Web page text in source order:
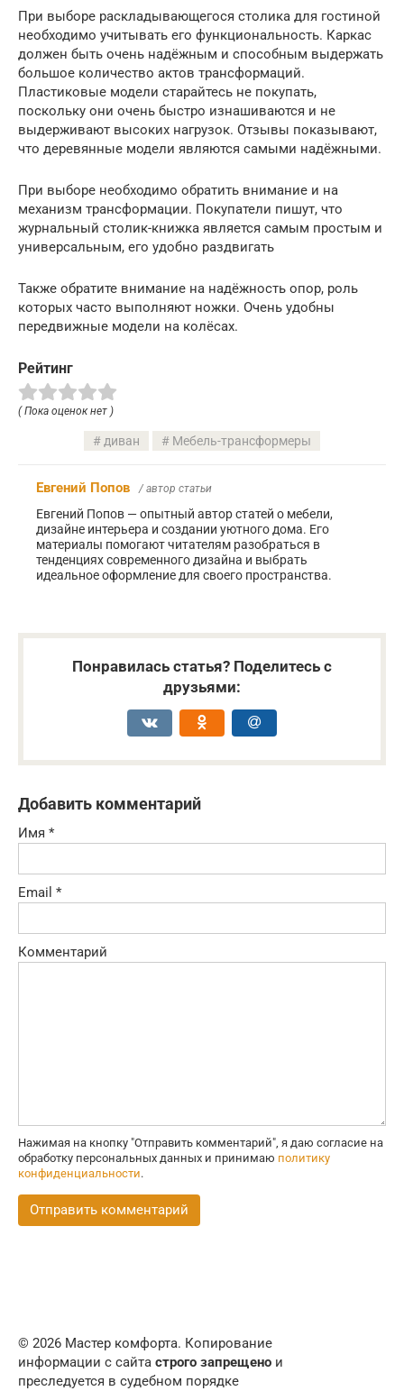
При выборе раскладывающегося столика для гостиной
необходимо учитывать его функциональность. Каркас
должен быть очень надёжным и способным выдержать
большое количество актов трансформаций.
Пластиковые модели старайтесь не покупать,
поскольку они очень быстро изнашиваются и не
выдерживают высоких нагрузок. Отзывы показывают,
что деревянные модели являются самыми надёжными.
При выборе необходимо обратить внимание и на
механизм трансформации. Покупатели пишут, что
журнальный столик-книжка является самым простым и
универсальным, его удобно раздвигать
Также обратите внимание на надёжность опор, роль
которых часто выполняют ножки. Очень удобны
передвижные модели на колёсах.
Рейтинг
( Пока оценок нет )
диван Мебель-трансформеры
Евгений Попов / автор статьи
Евгений Попов — опытный автор статей о мебели,
дизайне интерьера и создании уютного дома. Его
материалы помогают читателям разобраться в
тенденциях современного дизайна и выбрать
идеальное оформление для своего пространства.
Понравилась статья? Поделитесь с
друзьями:
Добавить комментарий
Имя *
Email *
Комментарий
Нажимая на кнопку "Отправить комментарий", я даю согласие на
обработку персональных данных и принимаю политику
конфиденциальности.
© 2026 Мастер комфорта. Копирование
информации с сайта строго запрещено и
преследуется в судебном порядке